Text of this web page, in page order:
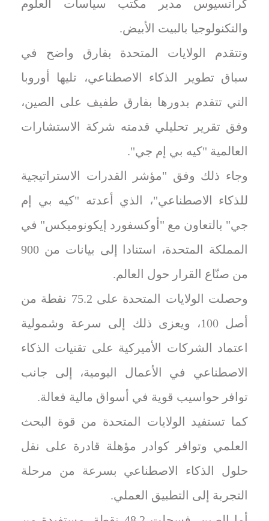
كراتسيوس مدير ⁠مكتب سياسات العلوم
والتكنولوجيا ⁠بالبيت الأبيض.
وتتقدم الولايات المتحدة بفارق واضح في
سباق تطوير الذكاء الاصطناعي، تليها أوروبا
التي تتقدم بدورها بفارق طفيف على الصين،
وفق تقرير تحليلي قدمته شركة الاستشارات
العالمية "كيه بي إم جي".
وجاء ذلك وفق "مؤشر القدرات الاستراتيجية
للذكاء الاصطناعي"، الذي أعدته "كيه بي إم
جي" بالتعاون مع "أوكسفورد إيكونوميكس" في
المملكة المتحدة، استنادا إلى بيانات من 900
من صنّاع القرار حول العالم.
وحصلت الولايات المتحدة على 75.2 نقطة من
أصل 100، ويعزى ذلك إلى سرعة وشمولية
اعتماد الشركات الأميركية على تقنيات الذكاء
الاصطناعي في الأعمال اليومية، إلى جانب
توافر حواسيب قوية في أسواق مالية فعالة.
كما تستفيد الولايات المتحدة من قوة البحث
العلمي وتوافر كوادر مؤهلة قادرة على نقل
حلول الذكاء الاصطناعي بسرعة من مرحلة
التجربة إلى التطبيق العملي.